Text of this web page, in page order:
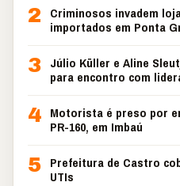
2
Criminosos invadem
importados em Ponta
3 Júlio Küller e Aline
para encontro com
4 Motorista é preso por
PR-160, em Imbaú
5 Prefeitura de Castro
UTIs